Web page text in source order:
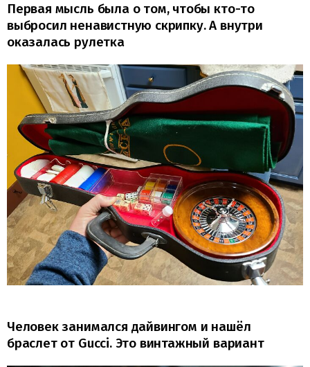
Первая мысль была о том, чтобы кто-то
выбросил ненавистную скрипку. А внутри
оказалась рулетка
Человек занимался дайвингом и нашёл
браслет от Gucci. Это винтажный вариант